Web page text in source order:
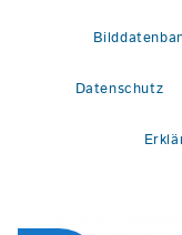
Datenschutz